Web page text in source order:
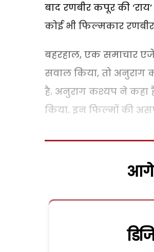
बाद रणबीर कपूर की
कोई भी फिल्मकार
बहरहाल, एक समाचार
सवाल किया, तो अनुराग
है. अनुराग कश्यप ने कहा
किया. इन फिल्मों की
आगे